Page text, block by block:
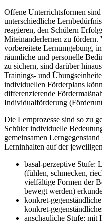
Offene Unterrichtsformen
unterschiedliche
reagieren, den Schülern
Miteinanderlernen zu fördern.
vorbereitete Lernumgebung,
räumliche und personelle
zu sichern, sind darüber
Trainings- und
individuellen Förderplans
differenzierende
Individualförderung
Die Lernprozesse sind so zu
Schüler individuelle
gemeinsamen
Lerninhalten auf der
basal-perzeptive Stufe:
(fühlen, schmecken,
vielfältige Formen der
bewegt werden)
konkret-
konkret-
anschauliche Stufe: